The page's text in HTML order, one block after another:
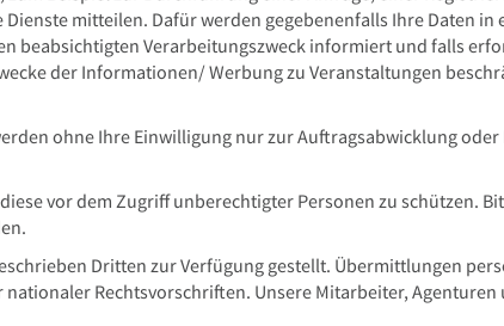
mitteilen. Dafür werden gegebenenfalls Ihre Daten in
beabsichtigten Verarbeitungszweck informiert und falls
der Informationen/ Werbung zu Veranstaltungen
ohne Ihre Einwilligung nur zur Auftragsabwicklung
vor dem Zugriff unberechtigter Personen zu schützen.
Dritten zur Verfügung gestellt. Übermittlungen
Rechtsvorschriften. Unsere Mitarbeiter, Agenturen